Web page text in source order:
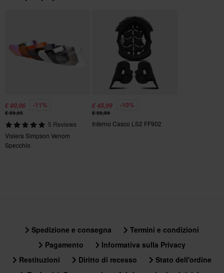
Send
€ 80,06 -11%
€ 89,95
5 Reviews
Visiera Simpson Venom
Specchio
€ 45,99 -10%
€ 50,99
Interno Casco LS2 FF902
Spedizione e consegna
Termini e condizioni
Pagamento
Informativa sulla Privacy
Restituzioni
Diritto di recesso
Stato dell'ordine